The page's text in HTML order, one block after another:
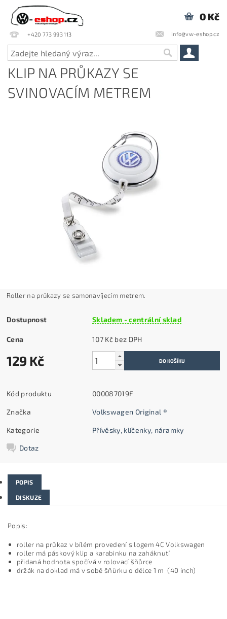
+420 773 993 113 info@vw-eshop.cz
0 Kč
KLIP NA PRŮKAZY SE
SVINOVACÍM METREM
Roller na průkazy se samonavíjecím metrem.
Dostupnost Skladem - centrální sklad
Cena 107 Kč bez DPH
129 Kč
Kód produktu 000087019F
Značka Volkswagen Original ®
Kategorie Přívěsky, klíčenky, náramky
Dotaz
POPIS
DISKUZE
Popis:
roller na průkaz v bílém provedení s logem 4C Volkswagen
roller má páskový klip a karabinku na zaháknutí
přidaná hodnota spočívá v rolovací šňůrce
držák na doklad má v sobě šňůrku o délce 1 m (40 inch)